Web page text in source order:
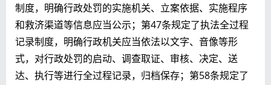
制度，明确行政处罚的实施机关、立案依据、实施程序
和救济渠道等信息应当公示；第47条规定了执法全过程
记录制度，明确行政机关应当依法以文字、音像等形
式，对行政处罚的启动、调查取证、审核、决定、送
达、执行等进行全过程记录，归档保存；第58条规定了